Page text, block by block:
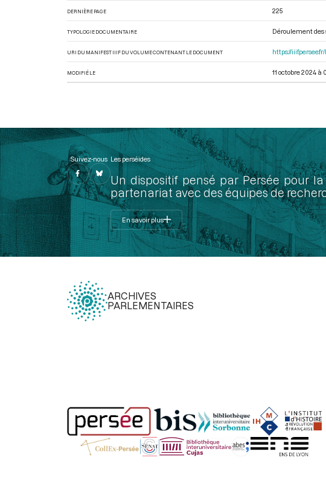
DERNIÈRE PAGE 225
TYPOLOGIE DOCUMENTAIRE Déroulement des
URI DU MANIFEST IIIF DU VOLUME CONTENANT LE DOCUMENT https://
MODIFIÉ LE 11 octobre 2024 à
Suivez-nous Les perséides
Un dispositif pensé par Persée pour
partenariat avec des équipes de
En savoir plus
ARCHIVES
PARLEMENTAIRES